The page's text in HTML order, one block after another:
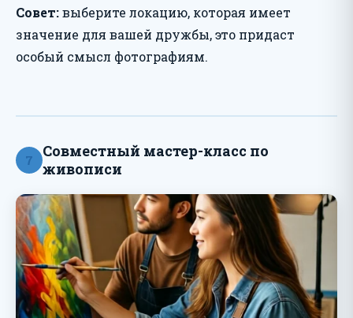
Совет:выберите локацию, которая имеет
значение для вашей дружбы, это придаст
особый смысл фотографиям.
7
Совместный мастер-класс по
живописи